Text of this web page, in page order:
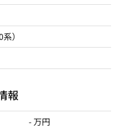
）
報
- 万円